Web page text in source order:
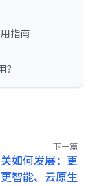
指南
下一篇
如何发展：更
智能、云原生